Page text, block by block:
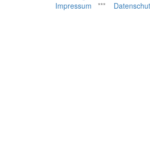
Impressum ***